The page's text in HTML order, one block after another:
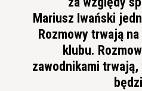
Mariusz Iwański
Rozmowy trwają
klubu.
zawodnikami